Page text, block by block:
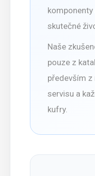
skutečné
Naše
pouze z
především z
servisu a
kufry.